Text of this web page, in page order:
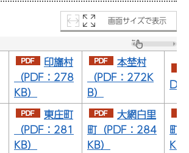
画面サイズで表示
印旛村
（PDF：278
KB）
本埜村
（PDF：272K
B）
DF
東庄町
（PDF：281
KB）
大網白里
町（PDF：284
KB）
町
KB